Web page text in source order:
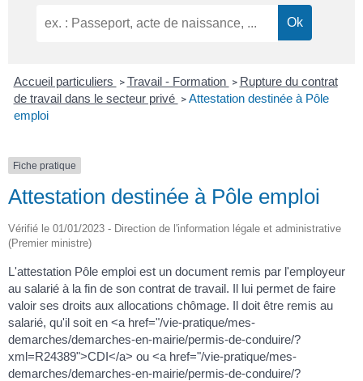
Accueil particuliers > Travail - Formation > Rupture du contrat
de travail dans le secteur privé > Attestation destinée à Pôle
emploi
Fiche pratique
Attestation destinée à Pôle emploi
Vérifié le 01/01/2023 - Direction de l'information légale et administrative
(Premier ministre)
L'attestation Pôle emploi est un document remis par l'employeur
au salarié à la fin de son contrat de travail. Il lui permet de faire
valoir ses droits aux allocations chômage. Il doit être remis au
salarié, qu'il soit en <a href="/vie-pratique/mes-
demarches/demarches-en-mairie/permis-de-conduire/?
xml=R24389">CDI</a> ou <a href="/vie-pratique/mes-
demarches/demarches-en-mairie/permis-de-conduire/?